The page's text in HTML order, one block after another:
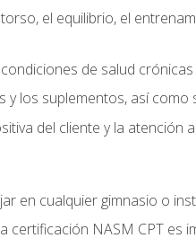
el equilibrio, el
de salud
los suplementos, así como
del cliente y la atención
en cualquier gimnasio o
NASM CPT es